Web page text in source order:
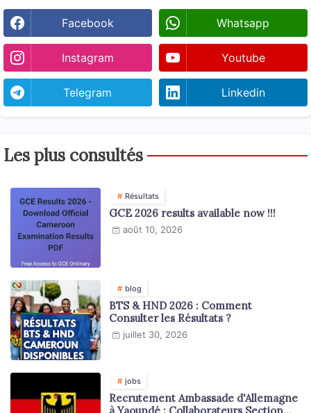
Facebook Whatsapp
Instagram Youtube
Telegram Linkedin
Les plus consultés
Résultats
GCE 2026 results available now !!!
août 10, 2026
blog
BTS & HND 2026 : Comment
Consulter les Résultats ?
juillet 30, 2026
jobs
Recrutement Ambassade d'Allemagne